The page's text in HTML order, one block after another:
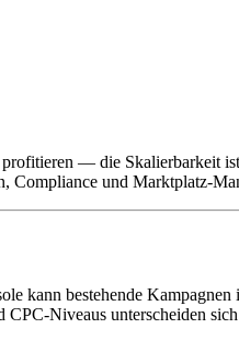
— die Skalierbarkeit
Compliance und Marktplatz-
kann bestehende
Niveaus unterscheiden